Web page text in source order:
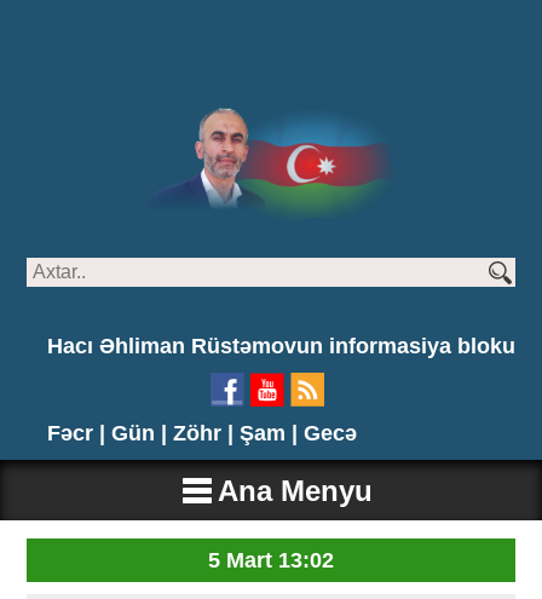
Hacı Əhliman Rüstəmovun informasiya bloku
Fəcr | Gün | Zöhr | Şam | Gecə
Ana Menyu
5 Mart 13:02